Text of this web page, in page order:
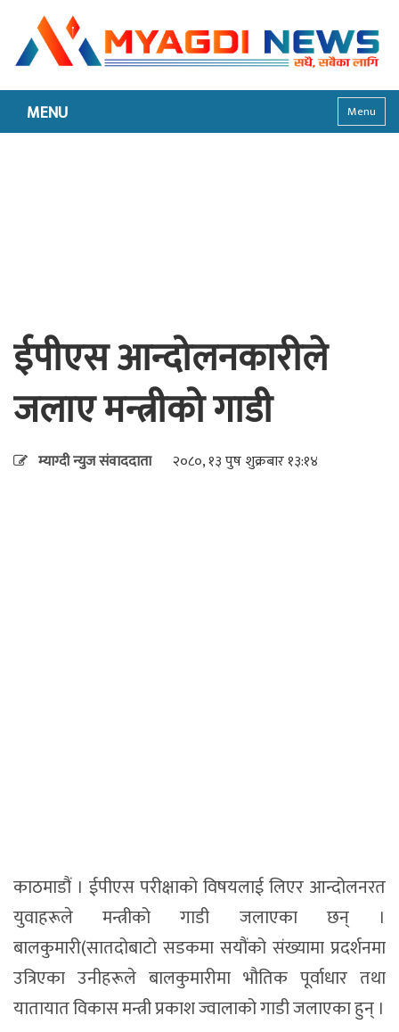
MENU Menu
ईपीएस आन्दोलनकारीले
जलाए मन्त्रीको गाडी
म्याग्दी न्युज संवाददाता २०८०, १३ पुष शुक्रबार १३:१४
काठमाडौं । ईपीएस परीक्षाको विषयलाई लिएर आन्दोलनरत
युवाहरूले मन्त्रीको गाडी जलाएका छन् ।
बालकुमारी(सातदोबाटो सडकमा सयौंको संख्यामा प्रदर्शनमा
उत्रिएका उनीहरूले बालकुमारीमा भौतिक पूर्वाधार तथा
यातायात विकास मन्त्री प्रकाश ज्वालाको गाडी जलाएका हुन् ।